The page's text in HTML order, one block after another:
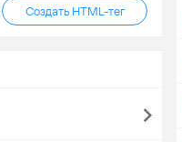
Создать HTML-тег